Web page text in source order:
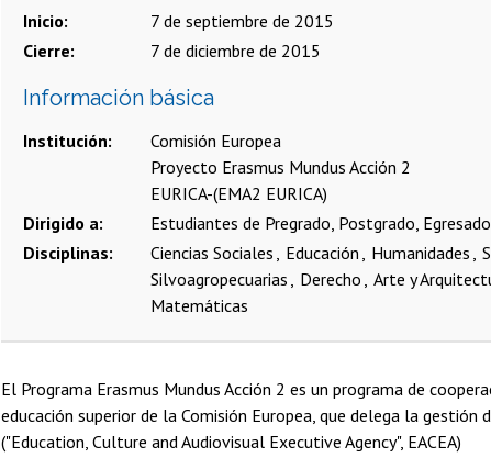
Inicio
7 de septiembre de 2015
Cierre
7 de diciembre de 2015
Información básica
Institución
Comisión Europea
Proyecto Erasmus Mundus Acción 2
EURICA-(EMA2 EURICA)
Dirigido a
Estudiantes de Pregrado, Postgrado,
Disciplinas
Ciencias Sociales Educación Humanidades
Silvoagropecuarias
Derecho Arte y
Matemáticas
El Programa Erasmus Mundus Acción 2 es un programa de
educación superior de la Comisión Europea, que delega la gestión
("Education, Culture and Audiovisual Executive Agency", EACEA)